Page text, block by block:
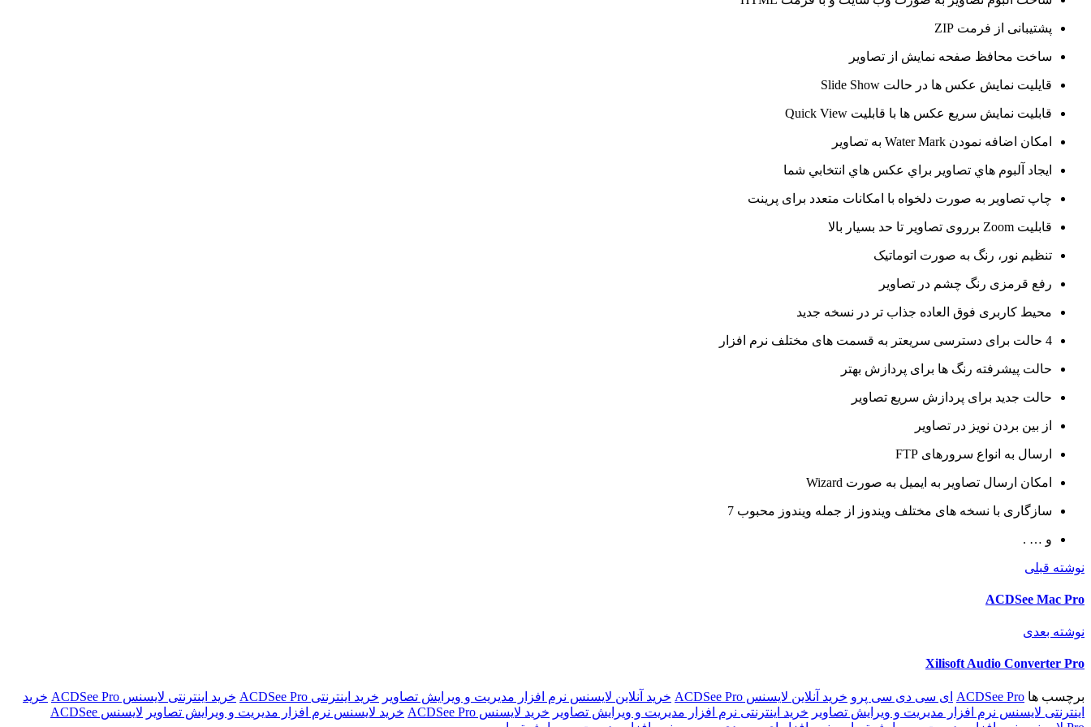
پشتیبانی از فرمت ZIP
ساخت محافظ صفحه نمایش از تصاویر
قايليت نمايش عکس ها در حالت Slide Show
قابليت نمايش سريع عکس ها با قابليت Quick View
امکان اضافه نمودن Water Mark به تصاویر
ايجاد آلبوم هاي تصاوير براي عکس هاي انتخابي شما
چاپ تصاویر به صورت دلخواه با امکانات متعدد برای پرینت
قابلیت Zoom برروی تصاویر تا حد بسیار بالا
تنظیم نور، رنگ به صورت اتوماتیک
رفع قرمزی رنگ چشم در تصاویر
محیط کاربری فوق العاده جذاب تر در نسخه جدید
4 حالت برای دسترسی سریعتر به قسمت های مختلف نرم افزار
حالت پیشرفته رنگ ها برای پردازش بهتر
حالت جدید برای پردازش سریع تصاویر
از بین بردن نویز در تصاویر
ارسال به انواع سرورهای FTP
امکان ارسال تصاویر به ایمیل به صورت Wizard
سازگاری با نسخه های مختلف ویندوز از جمله ویندوز محبوب 7
و … .
نوشته قبلی
ACDSee Mac Pro
نوشته بعدی
Xilisoft Audio Converter Pro
برچسب ها ACDSee Pro ای سی دی سی پرو خرید آنلاین لایسنس ACDSee Pro خرید آنلاین لایسنس نرم افزار مدیریت و ویرایش تصاویر خرید اینترنتی ACDSee Pro خرید اینترنتی لایسنس ACDSee Pro
خرید
اینترنتی لایسنس نرم افزار مدیریت و ویرایش تصاویر خرید اینترنتی نرم افزار مدیریت و ویرایش تصاویر خرید لایسنس ACDSee Pro خرید لایسنس نرم افزار مدیریت و ویرایش تصاویر
لایسنس ACDSee